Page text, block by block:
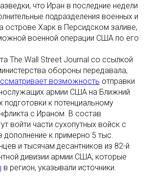
что Иран в последние недели
подразделения военных и
острове Харк в Персидском заливе,
военной операции США по его
The Wall Street Journal со ссылкой
обороны передавала,
возможность отправки
армии США на Ближний
подготовки к потенциальному
с Ираном. В состав
войти части сухопутных войск с
дополнение к примерно 5 тыс.
и тысячам десантников из 82-й
дивизии армии США, которые
в регион, указывали источники.